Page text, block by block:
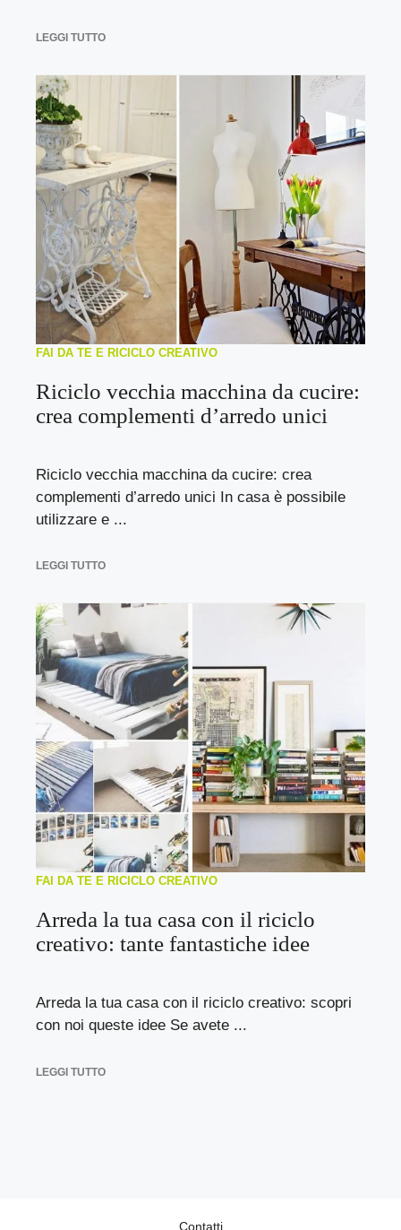
LEGGI TUTTO
FAI DA TE E RICICLO CREATIVO
Riciclo vecchia macchina da cucire:
crea complementi d’arredo unici
Riciclo vecchia macchina da cucire: crea
complementi d’arredo unici In casa è possibile
utilizzare e ...
LEGGI TUTTO
FAI DA TE E RICICLO CREATIVO
Arreda la tua casa con il riciclo
creativo: tante fantastiche idee
Arreda la tua casa con il riciclo creativo: scopri
con noi queste idee Se avete ...
LEGGI TUTTO
Contatti